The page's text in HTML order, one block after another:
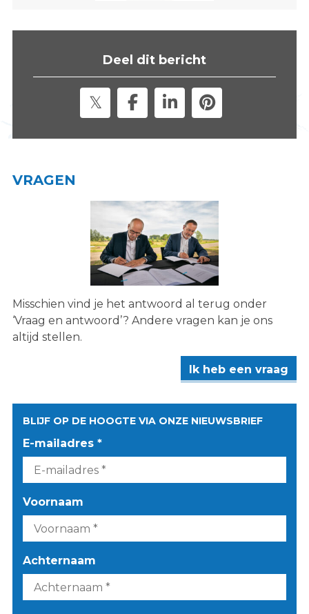
i
Deel dit bericht
VRAGEN
Misschien vind je het antwoord al terug onder
‘Vraag en antwoord’? Andere vragen kan je ons
altijd stellen.
Ik heb een vraag
BLIJF OP DE HOOGTE VIA ONZE NIEUWSBRIEF
E-mailadres *
Voornaam
Achternaam